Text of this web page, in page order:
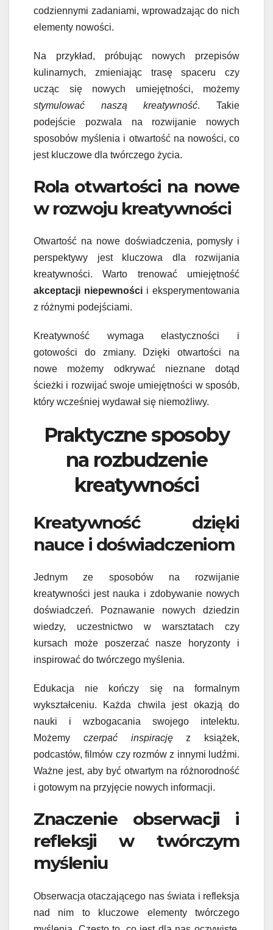
codziennymi zadaniami, wprowadzając do nich
elementy nowości.
Na przykład, próbując nowych przepisów
kulinarnych, zmieniając trasę spaceru czy
ucząc się nowych umiejętności, możemy
stymulować naszą kreatywność. Takie
podejście pozwala na rozwijanie nowych
sposobów myślenia i otwartość na nowości, co
jest kluczowe dla twórczego życia.
Rola otwartości na nowe
w rozwoju kreatywności
Otwartość na nowe doświadczenia, pomysły i
perspektywy jest kluczowa dla rozwijania
kreatywności. Warto trenować umiejętność
akceptacji niepewności i eksperymentowania
z różnymi podejściami.
Kreatywność wymaga elastyczności i
gotowości do zmiany. Dzięki otwartości na
nowe możemy odkrywać nieznane dotąd
ścieżki i rozwijać swoje umiejętności w sposób,
który wcześniej wydawał się niemożliwy.
Praktyczne sposoby
na rozbudzenie
kreatywności
Kreatywność dzięki
nauce i doświadczeniom
Jednym ze sposobów na rozwijanie
kreatywności jest nauka i zdobywanie nowych
doświadczeń. Poznawanie nowych dziedzin
wiedzy, uczestnictwo w warsztatach czy
kursach może poszerzać nasze horyzonty i
inspirować do twórczego myślenia.
Edukacja nie kończy się na formalnym
wykształceniu. Każda chwila jest okazją do
nauki i wzbogacania swojego intelektu.
Możemy czerpać inspiracjęz książek,
podcastów, filmów czy rozmów z innymi ludźmi.
Ważne jest, aby być otwartym na różnorodność
i gotowym na przyjęcie nowych informacji.
Znaczenie obserwacji i
refleksji w twórczym
myśleniu
Obserwacja otaczającego nas świata i refleksja
nad nim to kluczowe elementy twórczego